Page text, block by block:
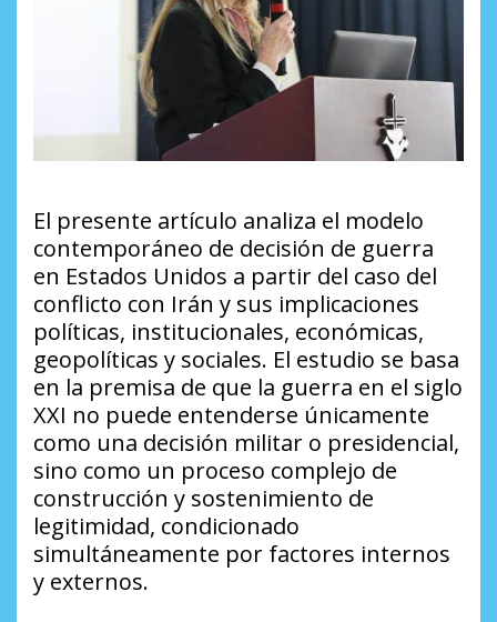
El presente artículo analiza el modelo
contemporáneo de decisión de guerra
en Estados Unidos a partir del caso del
conflicto con Irán y sus implicaciones
políticas, institucionales, económicas,
geopolíticas y sociales. El estudio se basa
en la premisa de que la guerra en el siglo
XXI no puede entenderse únicamente
como una decisión militar o presidencial,
sino como un proceso complejo de
construcción y sostenimiento de
legitimidad, condicionado
simultáneamente por factores internos
y externos.